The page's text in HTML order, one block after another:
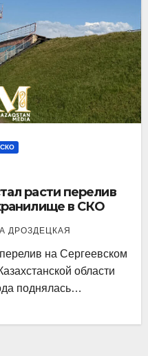
расти перелив
в СКО
ДРОЗДЕЦКАЯ
на Сергеевском
области
поднялась…